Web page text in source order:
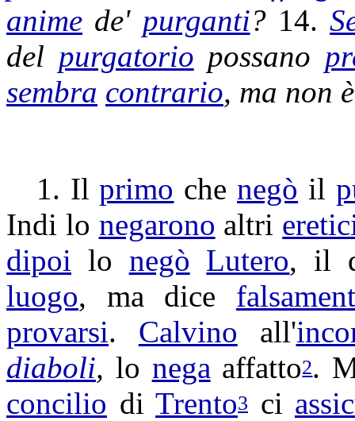
anime de' purganti? 14.
del purgatorio possano
sembra contrario, ma non
1. Ilprimo chenegò il
Indi lo negarono altri
dipoi lo negò Lutero, il
luogo, ma dice
provarsi. Calvino all'
diaboli, lo nega affatto2.
concilio di Trento3 ci